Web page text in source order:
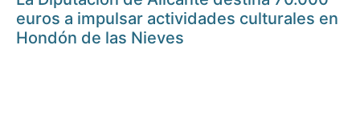
euros a impulsar actividades culturales en
Hondón de las Nieves